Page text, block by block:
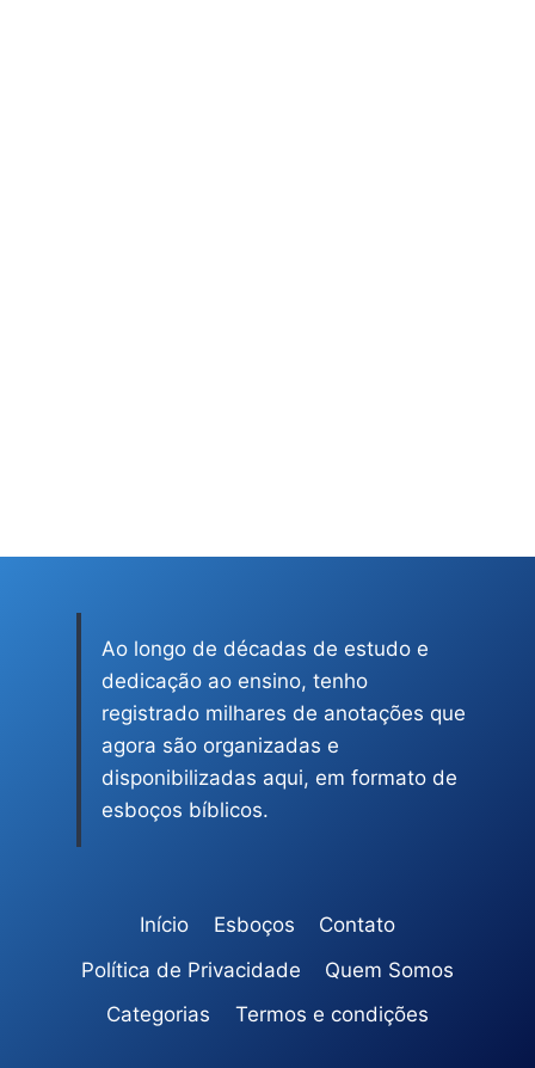
Ao longo de décadas de estudo e
dedicação ao ensino, tenho
registrado milhares de anotações que
agora são organizadas e
disponibilizadas aqui, em formato de
esboços bíblicos.
Início Esboços
Contato
Política de Privacidade
Quem Somos
Categorias
Termos e condições